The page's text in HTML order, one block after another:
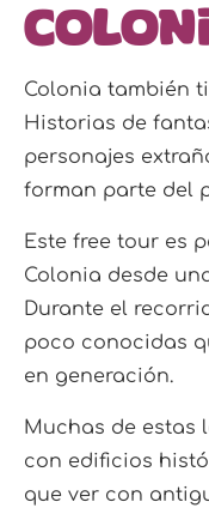
Colonia también
Historias de
personajes
forman parte del
Este free tour es
Colonia desde
Durante el
poco conocidas
en generación.
Muchas de estas
con edificios
que ver con